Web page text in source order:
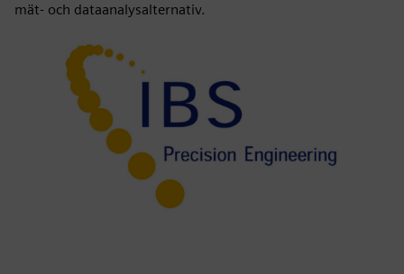
mät- och dataanalysalternativ.